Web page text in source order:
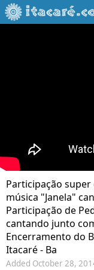
Participação
música "Janela"
Participação de
cantando junto
Encerramento do
Itacaré - Ba
Added October 28,